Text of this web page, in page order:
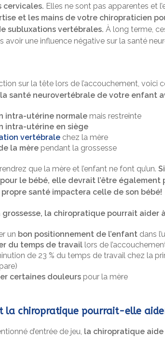
cervicales. Elles ne sont pas apparentes et
et les mains de votre chiropraticien
subluxations vertébrales. À long terme,
avoir une influence négative sur la santé
sur la tête lors de l’accouchement, voici
santé neurovertébrale de votre enfant
intra-utérine normale mais restreinte
intra-utérine en siège
vertébrale chez la mère
la mère pendant la grossesse
que la mère et l’enfant ne font qu’un.
le bébé, elle devrait l’être
propre santé impactera celle de son bébé!
grossesse, la chiropratique pourrait aider
un bon positionnement de l’enfant dans
du temps de travail lors de
de 23 % du temps de travail chez la
certaines douleurs pour la mère
la chiropratique pourrait-elle
d’entrée de jeu, la chiropratique